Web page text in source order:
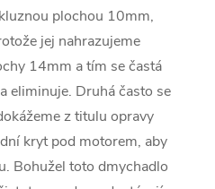
plochou 10mm,
jej nahrazujeme
14mm a tím se častá
eliminuje. Druhá často se
z titulu opravy
kryt pod motorem, aby
Bohužel toto dmychadlo